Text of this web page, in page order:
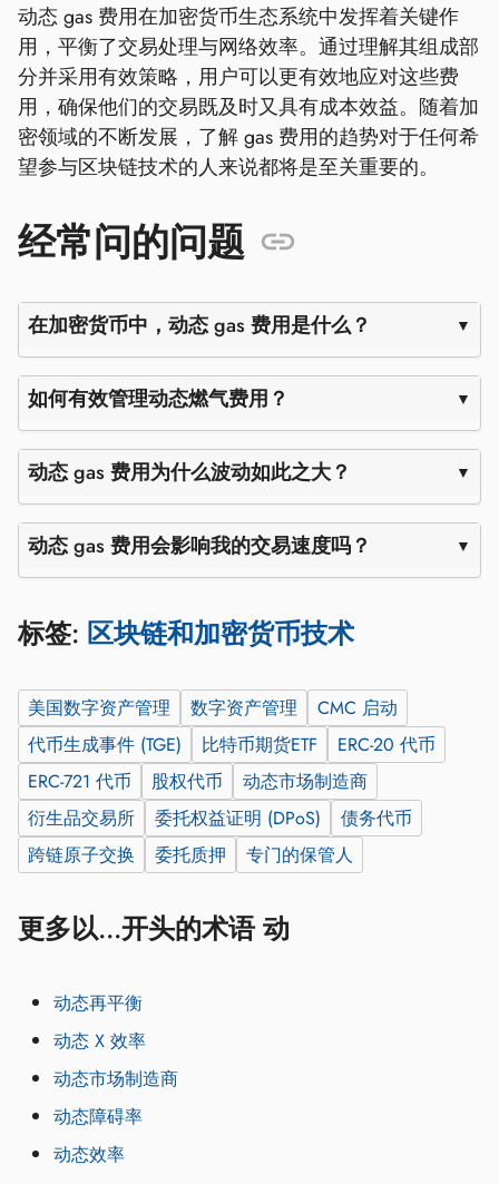
动态 gas 费用在加密货币生态系统中发挥着关键作
用，平衡了交易处理与网络效率。通过理解其组成部
分并采用有效策略，用户可以更有效地应对这些费
用，确保他们的交易既及时又具有成本效益。随着加
密领域的不断发展，了解 gas 费用的趋势对于任何希
望参与区块链技术的人来说都将是至关重要的。
经常问的问题
在加密货币中，动态 gas 费用是什么？
如何有效管理动态燃气费用？
动态 gas 费用为什么波动如此之大？
动态 gas 费用会影响我的交易速度吗？
标签: 区块链和加密货币技术
美国数字资产管理 数字资产管理
CMC 启动
代币生成事件 (TGE)
比特币期货ETF
ERC-20 代币
ERC-721 代币
股权代币
动态市场制造商
衍生品交易所
委托权益证明 (DPoS)
债务代币
跨链原子交换
委托质押 专门的保管人
更多以...开头的术语 动
动态再平衡
动态 X 效率
动态市场制造商
动态障碍率
动态效率